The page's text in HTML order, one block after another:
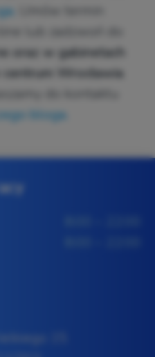
oraz w gabinetach
Wrocławia
do kontaktu
bloga.